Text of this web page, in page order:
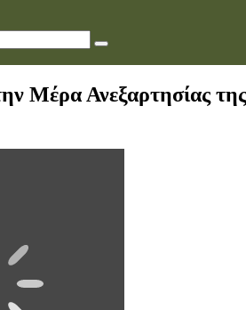
Μέρα Ανεξαρτησίας της